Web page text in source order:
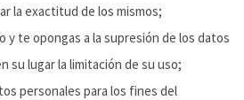
la exactitud de los mismos;
y te opongas a la supresión de los datos
su lugar la limitación de su uso;
personales para los fines del